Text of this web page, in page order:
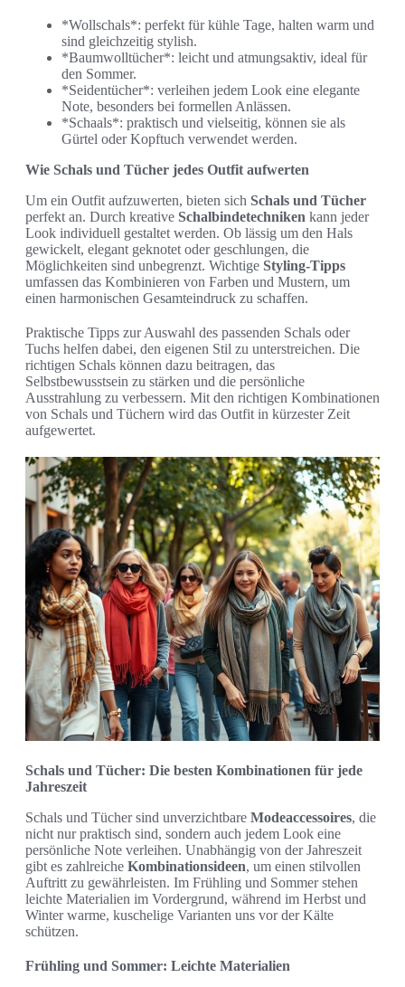
*Wollschals*: perfekt für kühle Tage, halten warm und
sind gleichzeitig stylish.
*Baumwolltücher*: leicht und atmungsaktiv, ideal für
den Sommer.
*Seidentücher*: verleihen jedem Look eine elegante
Note, besonders bei formellen Anlässen.
*Schaals*: praktisch und vielseitig, können sie als
Gürtel oder Kopftuch verwendet werden.
Wie Schals und Tücher jedes Outfit aufwerten
Um ein Outfit aufzuwerten, bieten sich Schals und Tücher
perfekt an. Durch kreative Schalbindetechniken kann jeder
Look individuell gestaltet werden. Ob lässig um den Hals
gewickelt, elegant geknotet oder geschlungen, die
Möglichkeiten sind unbegrenzt. Wichtige Styling-Tipps
umfassen das Kombinieren von Farben und Mustern, um
einen harmonischen Gesamteindruck zu schaffen.
Praktische Tipps zur Auswahl des passenden Schals oder
Tuchs helfen dabei, den eigenen Stil zu unterstreichen. Die
richtigen Schals können dazu beitragen, das
Selbstbewusstsein zu stärken und die persönliche
Ausstrahlung zu verbessern. Mit den richtigen Kombinationen
von Schals und Tüchern wird das Outfit in kürzester Zeit
aufgewertet.
Schals und Tücher: Die besten Kombinationen für jede
Jahreszeit
Schals und Tücher sind unverzichtbare Modeaccessoires, die
nicht nur praktisch sind, sondern auch jedem Look eine
persönliche Note verleihen. Unabhängig von der Jahreszeit
gibt es zahlreiche Kombinationsideen, um einen stilvollen
Auftritt zu gewährleisten. Im Frühling und Sommer stehen
leichte Materialien im Vordergrund, während im Herbst und
Winter warme, kuschelige Varianten uns vor der Kälte
schützen.
Frühling und Sommer: Leichte Materialien